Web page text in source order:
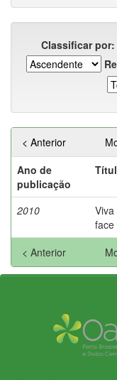
Classificar por:
< Anterior
Ano de
publicação
2010
face
< Anterior